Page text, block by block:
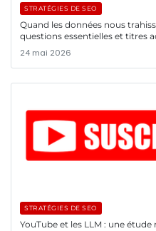
STRATÉGIES DE SEO
Quand les données nous
questions essentielles et titres
24 mai 2026
STRATÉGIES DE SEO
YouTube et les LLM : une